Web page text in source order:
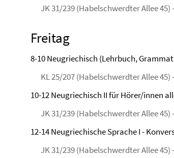
JK 31/239 (Habelschwerdter Allee
Freitag
8-10 Neugriechisch (Lehrbuch,
KL 25/207 (Habelschwerdter Allee
10-12 Neugriechisch II für Hörer/innen
JK 31/239 (Habelschwerdter Allee 45)
12-14 Neugriechische Sprache I -
JK 31/239 (Habelschwerdter Allee